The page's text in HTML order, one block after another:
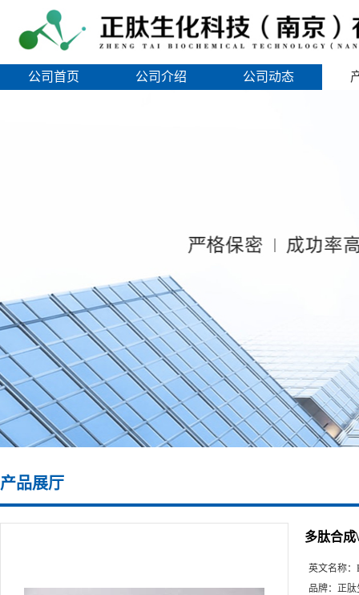
公司首页 公司介绍 公司动态
产品展厅
多肽合成
英文名称：
品牌： 正肽